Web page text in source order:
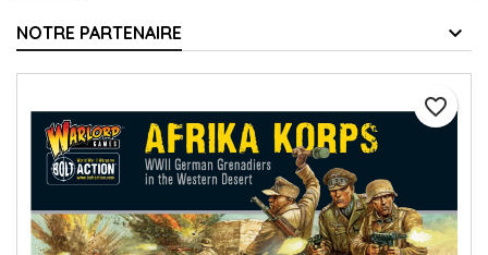
NOTRE PARTENAIRE
favorite_border